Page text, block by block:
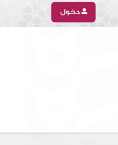
دخول